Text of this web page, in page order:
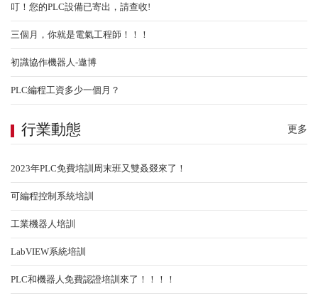
LabVIEW系統培訓
叮！您的PLC設備已寄出，請查收!
三個月，你就是電氣工程師！！！
初識協作機器人-遨博
PLC編程工資多少一個月？
行業動態 更多
2023年PLC免費培訓周末班又雙叒叕來了！
可編程控制系統培訓
工業機器人培訓
LabVIEW系統培訓
PLC和機器人免費認證培訓來了！！！！